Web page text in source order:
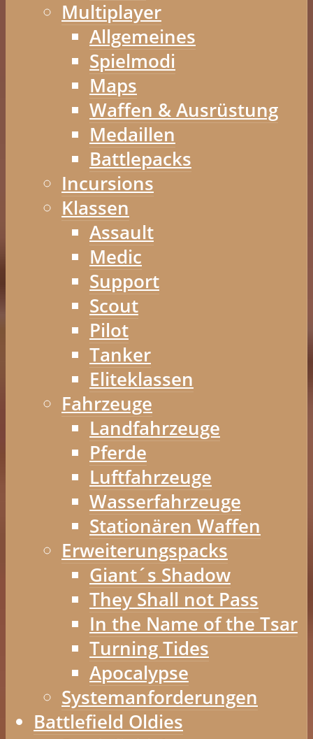
Multiplayer
Allgemeines
Spielmodi
Maps
Waffen & Ausrüstung
Medaillen
Battlepacks
Incursions
Klassen
Assault
Medic
Support
Scout
Pilot
Tanker
Eliteklassen
Fahrzeuge
Landfahrzeuge
Pferde
Luftfahrzeuge
Wasserfahrzeuge
Stationären Waffen
Erweiterungspacks
Giant´s Shadow
They Shall not Pass
In the Name of the Tsar
Turning Tides
Apocalypse
Systemanforderungen
Battlefield Oldies